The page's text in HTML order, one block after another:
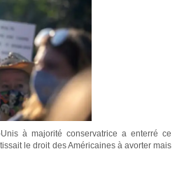
à majorité conservatrice a enterré ce
le droit des Américaines à avorter mais